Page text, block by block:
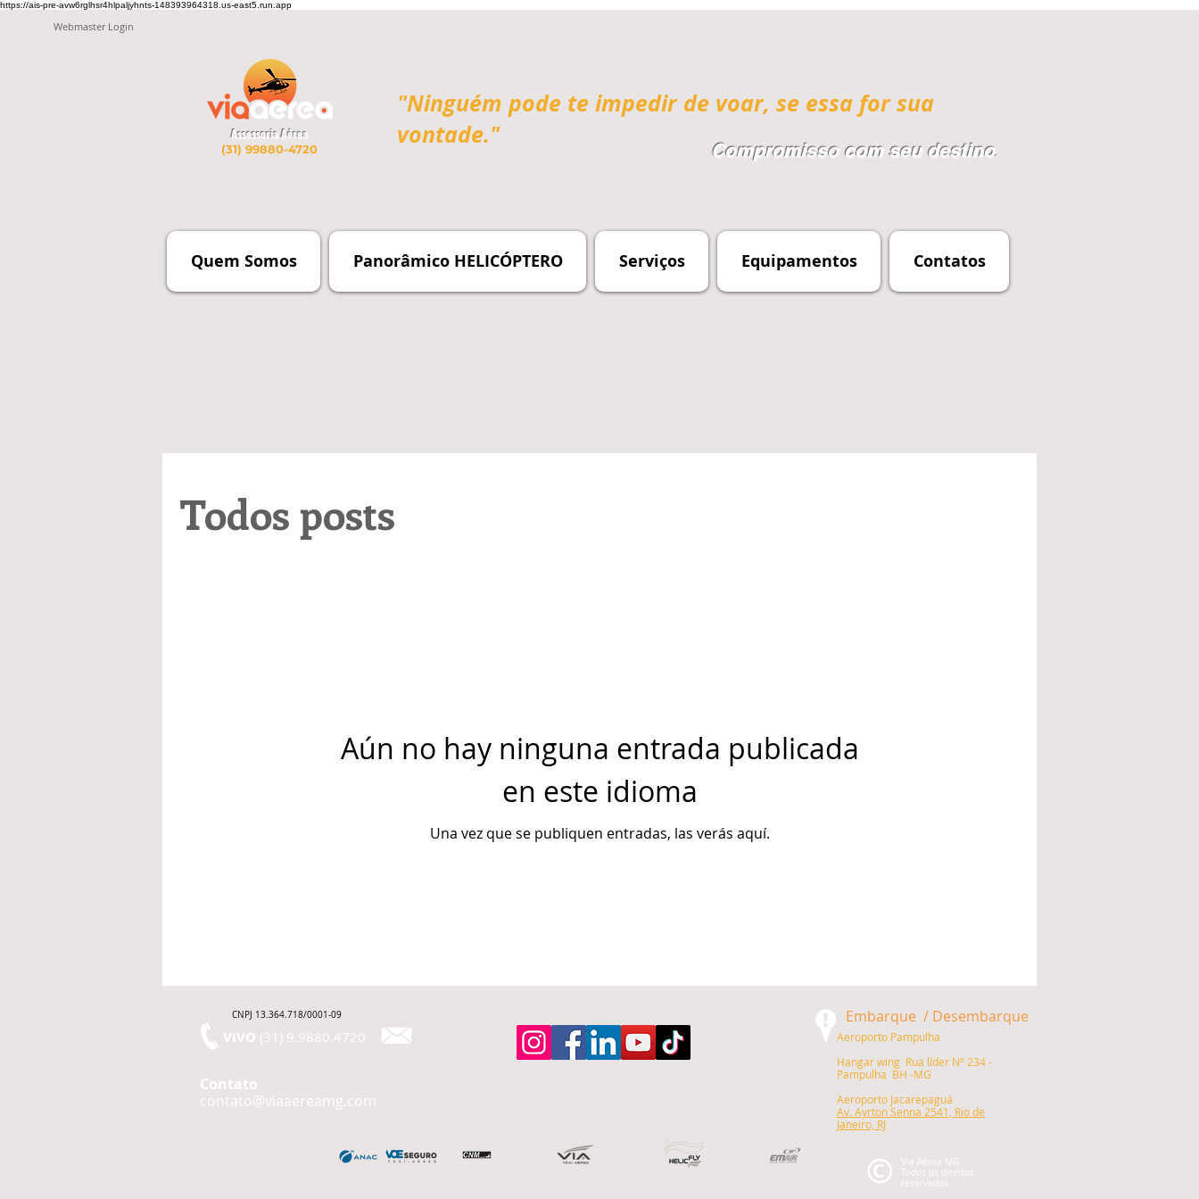
https://ais-pre-avw6rglhsr4hlpaljyhnts-148393964318.us-east5.run.app
Webmaster Login
Assessoria Aérea
(31) 99880-4720
"Ninguém pode te impedir de voar, se essa for sua
vontade."
Compromisso com seu destino.
Todos posts
Aún no hay ninguna entrada publicada
en este idioma
Una vez que se publiquen entradas, las verás aquí.
Quem Somos Panorâmico HELICÓPTERO Serviços Equipamentos Contatos
VIVO (31) 9.9880.4720
Contato
contato@viaaereamg.com
CNPJ 13.364.718/0001-09 Embarque / Desembarque
Aeroporto Pampulha
Hangar wing Rua líder Nº 234 -
Pampulha BH -MG
Aeroporto Jacarepaguá
Av. Ayrton Senna 2541, Rio de
Janeiro, RJ
Via Aérea MG
Todos os direitos
reservados.